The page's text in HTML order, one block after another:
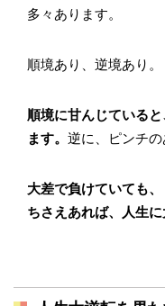
多々あります。
順境あり、逆境あり。
順境に甘んじている
ます。 逆に、ピンチの
大差で負けていても
ちさえあれば、人生